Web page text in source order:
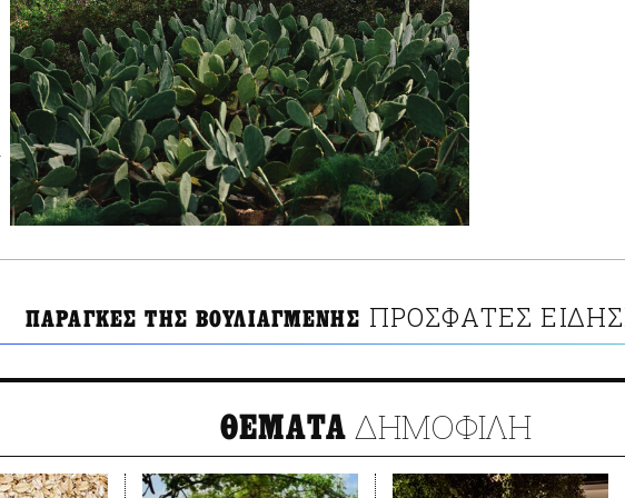
ΠΑΡΑΓΚΕΣ ΤΗΣ ΒΟΥΛΙΑΓΜΕΝΗΣ ΠΡΟΣΦΑΤΕΣ
ΘΕΜΑΤΑ ΔΗΜΟΦΙΛΗ